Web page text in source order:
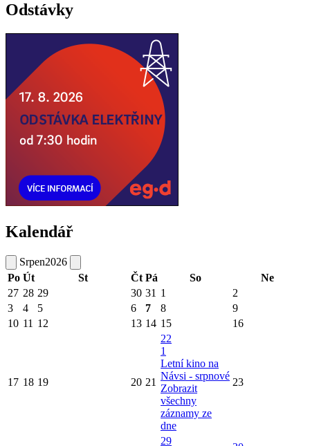
Odstávky
Kalendář
Srpen2026
Po Út St Čt Pá So
Ne
27 28 29 30 31 1
2
3
4 5 6 7 8
9
10 11 12 13 14 15 16
17 18 19 20 21
22
1
Letní kino na
Návsi - srpnové
Zobrazit
všechny
záznamy ze
dne
23
29